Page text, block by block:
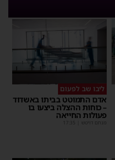
ליבו שב לפעום
אדם התמוטט בביתו באשדוד
– כוחות ההצלה ביצעו בו
פעולות החייאה
מנחם דויטש |
17:35